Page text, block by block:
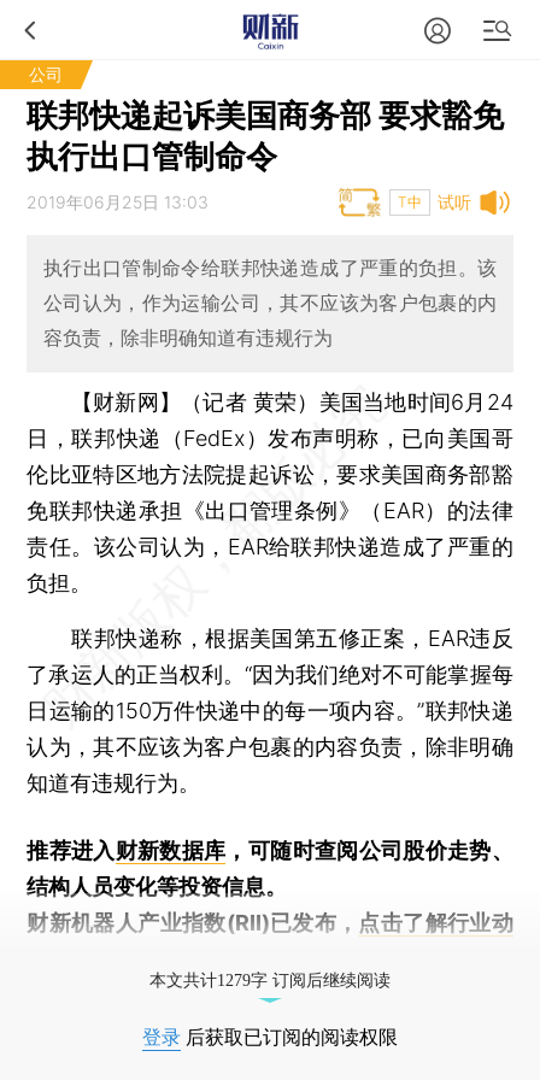
公司
联邦快递起诉美国商务部 要求豁免
执行出口管制命令
试听
2019年06月25日 13:03 T中
执行出口管制命令给联邦快递造成了严重的负担。该
公司认为，作为运输公司，其不应该为客户包裹的内
容负责，除非明确知道有违规行为
【财新网】（记者 黄荣） 美国当地时间6月24
日，联邦快递（FedEx）发布声明称，已向美国哥
伦比亚特区地方法院提起诉讼，要求美国商务部豁
免联邦快递承担《出口管理条例》（EAR）的法律
责任。该公司认为，EAR给联邦快递造成了严重的
负担。
联邦快递称，根据美国第五修正案，EAR违反
了承运人的正当权利。“因为我们绝对不可能掌握每
日运输的150万件快递中的每一项内容。”联邦快递
认为，其不应该为客户包裹的内容负责，除非明确
知道有违规行为。
推荐进入财新数据库 ，可随时查阅公司股价走势、
结构人员变化等投资信息。
财新机器人产业指数(RII)已发布， 点击了解行业动
本文共计1279字 订阅后继续阅读
登录 后获取已订阅的阅读权限